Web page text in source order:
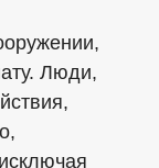
Люди,